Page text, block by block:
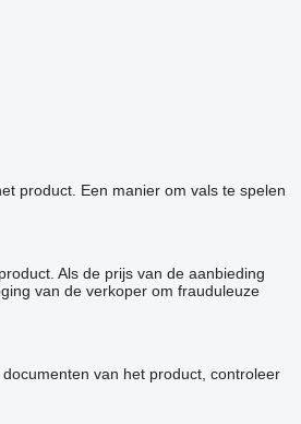
product. Een manier om vals te spelen
Als de prijs van de aanbieding
van de verkoper om frauduleuze
van het product, controleer